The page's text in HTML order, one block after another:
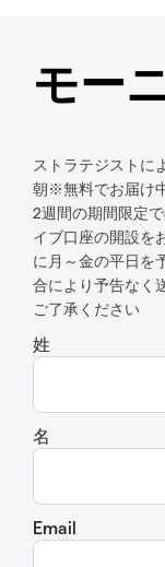
モー
ストラテジストに
朝※無料でお届け
2週間の期間限定
イブ口座の開設を
に月～金の平日を
合により予告なく
ご了承ください
姓
名
Email